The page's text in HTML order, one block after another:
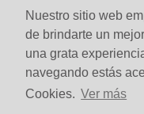
Nuestro sitio web
de brindarte un
una grata
navegando estás
Cookies. Ver más